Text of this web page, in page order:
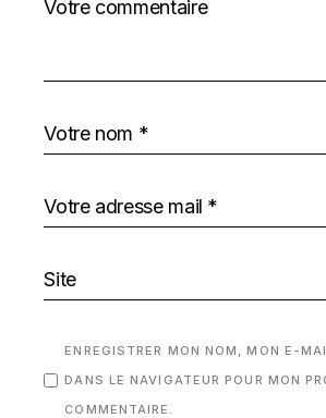
ENREGISTRER MON NOM, MON E-
DANS LE NAVIGATEUR POUR MON
COMMENTAIRE.